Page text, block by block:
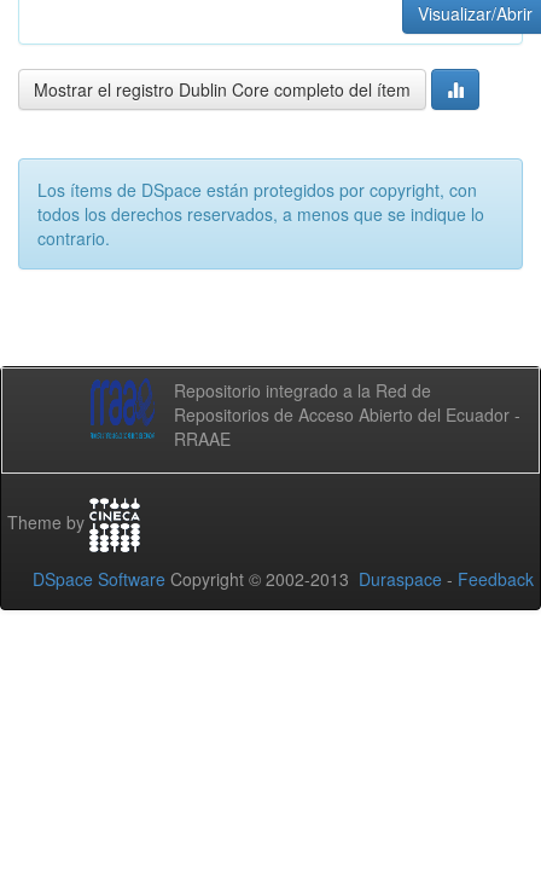
Visualizar/Abrir
Mostrar el registro Dublin Core completo del ítem
Los ítems de DSpace están protegidos por copyright, con
todos los derechos reservados, a menos que se indique lo
contrario.
Repositorio integrado a la Red de
Repositorios de Acceso Abierto del Ecuador -
RRAAE
Theme by
DSpace Software Copyright © 2002-2013 Duraspace - Feedback